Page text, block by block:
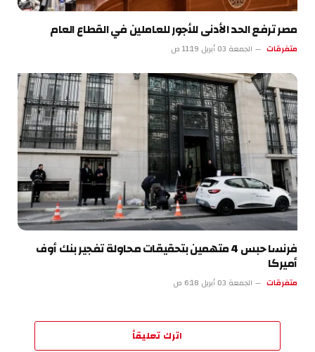
مصر ترفع الحد الأدنى للأجور للعاملين في القطاع العام
متفرقات الجمعة 03 أبريل 11:19 ص
فرنسا حبس 4 متهمين بتحقيقات محاولة تفجير بنك أوف
أميركا
متفرقات الجمعة 03 أبريل 6:18 ص
اترك تعليقاً